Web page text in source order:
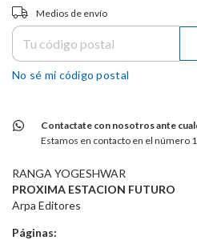
Entregas para el CP:
Medios de envío
No sé mi código postal
Contactate con nosotros ante
Estamos en contacto en el número
RANGA YOGESHWAR
PROXIMA ESTACION FUTURO
Arpa Editores
Páginas: